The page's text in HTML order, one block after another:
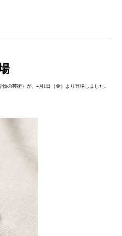
の芸術）が、4月1日（金）より登場しました。